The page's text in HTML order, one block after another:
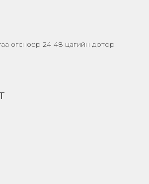
өгснөөр 24-48 цагийн дотор